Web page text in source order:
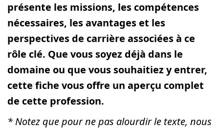
présente les missions, les compétences
nécessaires, les avantages et les
perspectives de carrière associées à ce
rôle clé. Que vous soyez déjà dans le
domaine ou que vous souhaitiez y entrer,
cette fiche vous offre un aperçu complet
de cette profession.
* Notez que pour ne pas alourdir le texte, nous